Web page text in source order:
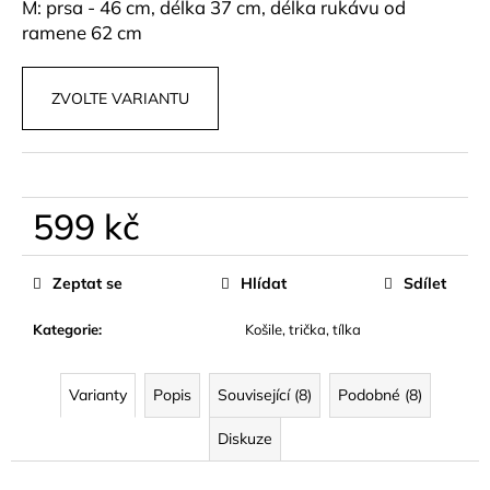
M: prsa - 46 cm, délka 37 cm, délka rukávu od
ramene 62 cm
ZVOLTE VARIANTU
599 kč
Měrná
Kategorie: Košile, trička, tílka
Zeptat se Hlídat Sdílet
Varianty Popis Související (8) Podobné (8)
Diskuze
u
e
e
VÍNOVÝ
ČERNÝ
ALLO
kč